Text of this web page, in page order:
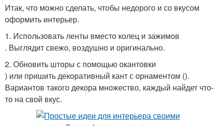
Итак, что можно сделать, чтобы недорого и со вкусом
оформить интерьер.
1. Использовать ленты вместо колец и зажимов
. Выглядит свежо, воздушно и оригинально.
2. Обновить шторы с помощью окантовки
) или пришить декоративный кант с орнаментом ().
Вариантов такого декора множество, каждый найдет что-
то на свой вкус.